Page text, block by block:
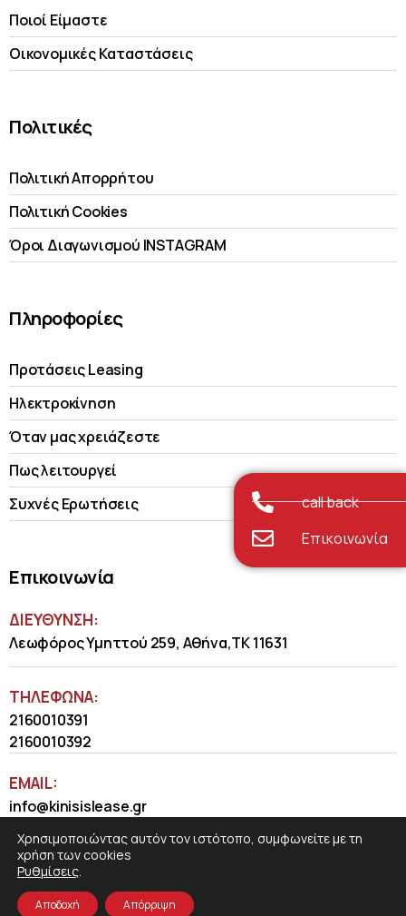
Ποιοί Είμαστε
Οικονομικές Kαταστάσεις
Πολιτικές
Πολιτική Απορρήτου
Πολιτική Cookies
Όροι Διαγωνισμού INSTAGRAM
Πληροφορίες
Προτάσεις Leasing
Ηλεκτροκίνηση
Όταν μας χρειάζεστε
Πως λειτουργεί
Συχνές Ερωτήσεις
Επικοινωνία
ΔΙΕΥΘΥΝΣΗ:
Λεωφόρος Υμηττού 259, Αθήνα,ΤΚ 11631
ΤΗΛΈΦΩΝΑ:
2160010391
2160010392
EMAIL:
info@kinisislease.gr
call back
Επικοινωνία
Χρησιμοποιώντας αυτόν τον ιστότοπο, συμφωνείτε με τη
χρήση των cookies
Ρυθμίσεις.
Αποδοχή Απόρριψη